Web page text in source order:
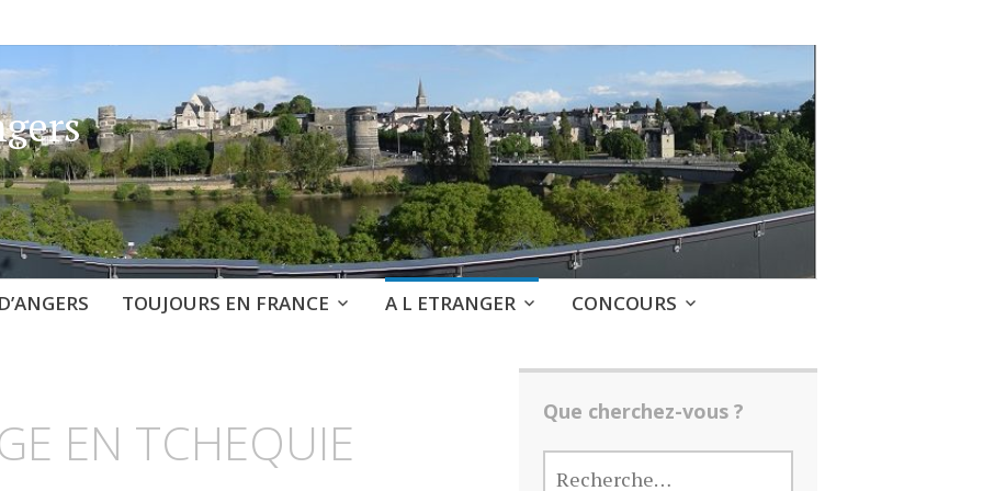
TOUJOURS EN FRANCE A L ETRANGER CONCOURS
EN TCHEQUIE
Que cherchez-vous ?
RECHERCHER :